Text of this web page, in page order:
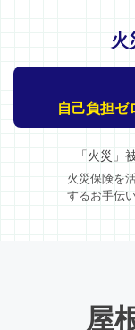
火
自己負担ゼ
「火災」
火災保険を
するお手伝
屋